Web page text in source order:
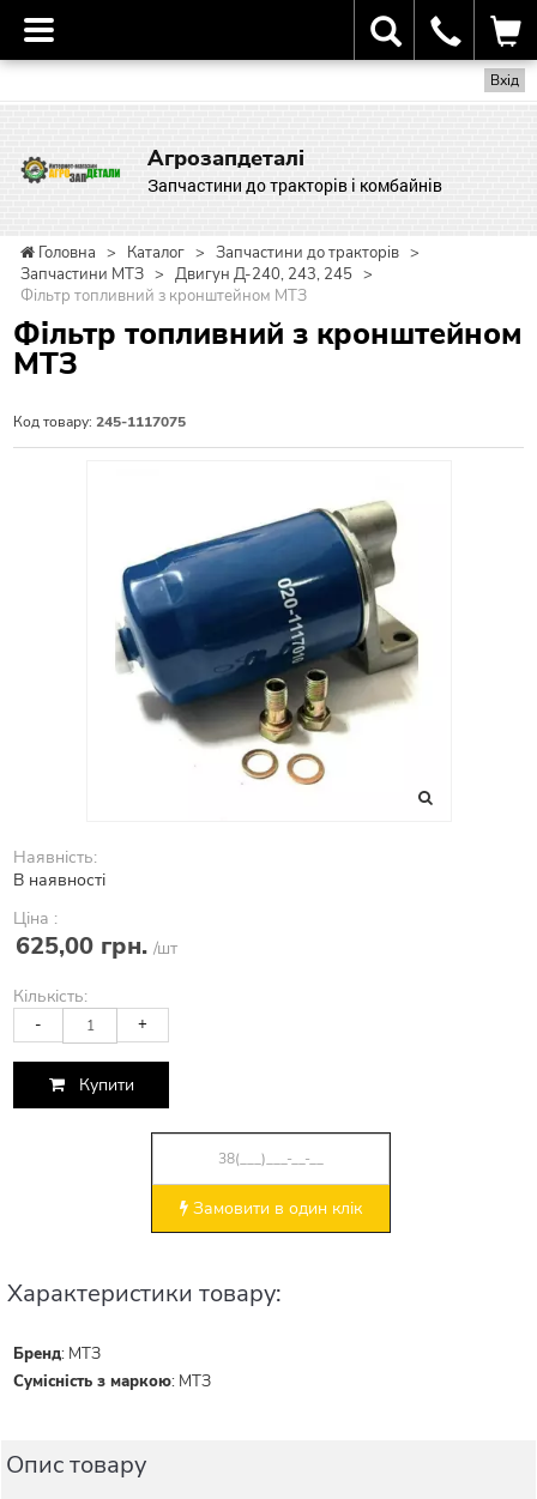
Вхід
Агрозапдеталі
Запчастини до тракторів і комбайнів
Головна > Каталог > Запчастини до тракторів >
Запчастини МТЗ > Двигун Д-240, 243, 245 >
Фільтр топливний з кронштейном МТЗ
Фільтр топливний з кронштейном
МТЗ
Код товару: 245-1117075
Наявність:
В наявності
Ціна :
625,00 грн. /шт
Кількість:
- +
Купити
Замовити в один клік
Характеристики товару:
Бренд: МТЗ
Сумісність з маркою: МТЗ
Опис товару